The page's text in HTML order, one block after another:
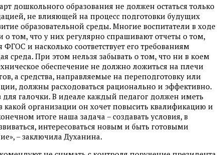
дошкольного образования не должен остаться только
не влияющей на процесс подготовки будущих
образовательной среды. Многие воспитатели в ходе
том, что у них регулярно спрашивают отчеты о том,
и насколько соответствует его требованиям
среда. При этом нельзя забывать о том, что ни в коем
обеспечение не должно ложиться на плечи
а средства, направляемые на переподготовку или
должны расходоваться рационально и эффективно.
галочки. В идеале каждый педагог должен иметь
какой организации он хочет повысить квалификацию и
итоге наша задача – создавать условия, в
интересоваться новым и быть готовыми
– заключила Духанина.